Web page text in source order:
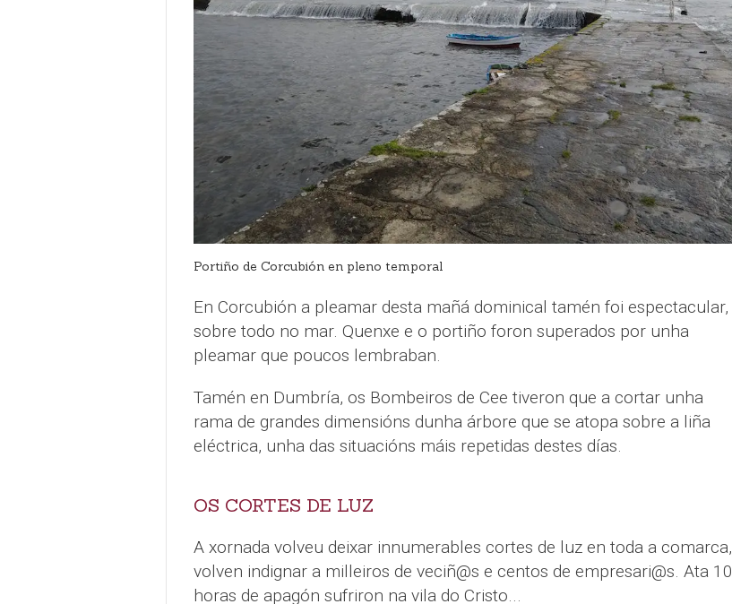
Portiño de Corcubión en pleno temporal
En Corcubión a pleamar desta mañá dominical tamén foi espectacular,
sobre todo no mar. Quenxe e o portiño foron superados por unha
pleamar que poucos lembraban.
Tamén en Dumbría, os Bombeiros de Cee tiveron que a cortar unha
rama de grandes dimensións dunha árbore que se atopa sobre a liña
eléctrica, unha das situacións máis repetidas destes días.
OS CORTES DE LUZ
A xornada volveu deixar innumerables cortes de luz en toda a comarca,
volven indignar a milleiros de veciñ@s e centos de empresari@s. Ata 10
horas de apagón sufriron na vila do Cristo...